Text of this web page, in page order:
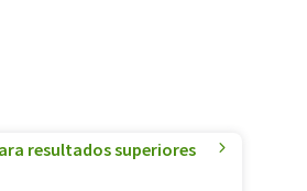
resultados superiores